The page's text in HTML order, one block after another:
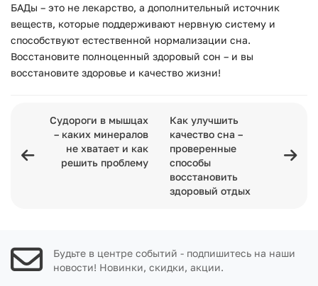
БАДы – это не лекарство, а дополнительный источник
веществ, которые поддерживают нервную систему и
способствуют естественной нормализации сна.
Восстановите полноценный здоровый сон – и вы
восстановите здоровье и качество жизни!
Судороги в мышцах
– каких минералов
не хватает и как
решить проблему
Как улучшить
качество сна –
проверенные
способы
восстановить
здоровый отдых
Будьте в центре событий - подпишитесь на наши
новости! Новинки, скидки, акции.